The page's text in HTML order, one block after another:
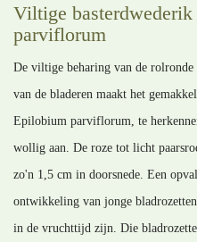
Viltige
parviflorum
De viltige beharing van de rolronde
van de bladeren maakt het
Epilobium parviflorum, te
wollig aan. De roze tot licht
zo'n 1,5 cm in doorsnede. Een
ontwikkeling van jonge
in de vruchttijd zijn. Die